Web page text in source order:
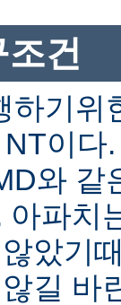
건
하기위
이다
와 같
아파치
았기
길 바